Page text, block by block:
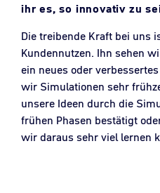
ihr es, so innovativ zu
Die treibende Kraft bei uns
Kundennutzen. Ihn sehen
ein neues oder
wir Simulationen sehr
unsere Ideen durch die
frühen Phasen bestätigt
wir daraus sehr viel lernen